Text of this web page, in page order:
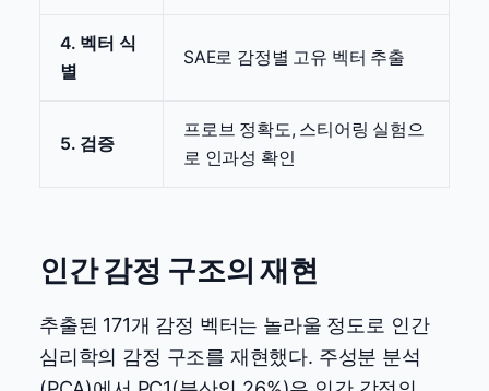
4. 벡터 식
별
SAE로 감정별 고유 벡터 추출
5. 검증
프로브 정확도, 스티어링 실험으
로 인과성 확인
인간 감정 구조의 재현
추출된 171개 감정 벡터는 놀라울 정도로 인간
심리학의 감정 구조를 재현했다. 주성분 분석